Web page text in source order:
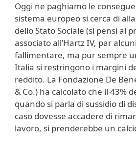
Oggi ne paghiamo le
sistema europeo si cerca di
dello Stato Sociale (si pensi al
associato all’Hartz IV, par
fallimentare, ma pur sempre
Italia si restringono i margini
reddito. La Fondazione De
& Co.) ha calcolato che il 43%
quando si parla di sussidio di
caso dovesse accadere di
lavoro, si prenderebbe un